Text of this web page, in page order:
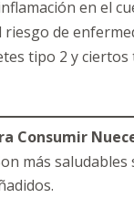
en el
riesgo de
tipo 2 y ciertos
Consumir
más saludables